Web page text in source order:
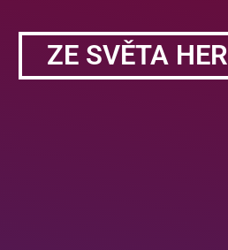
ZE SVĚTA HER